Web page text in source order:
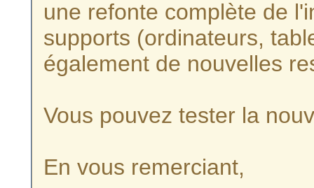
une refonte complète de
supports (ordinateurs,
également de nouvelles
Vous pouvez tester la
En vous remerciant,